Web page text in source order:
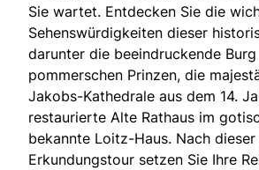
Sie wartet. Entdecken Sie die
Sehenswürdigkeiten dieser
darunter die beeindruckende
pommerschen Prinzen, die
Jakobs-Kathedrale aus dem 14.
restaurierte Alte Rathaus im
bekannte Loitz-Haus. Nach dieser
Erkundungstour setzen Sie Ihre